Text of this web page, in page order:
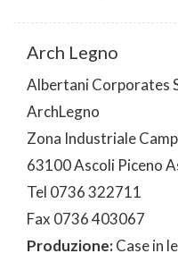
Arch Legno
Albertani Corporates
ArchLegno
Zona Industriale
63100 Ascoli Piceno
Tel 0736 322711
Fax 0736 403067
Produzione:Case in